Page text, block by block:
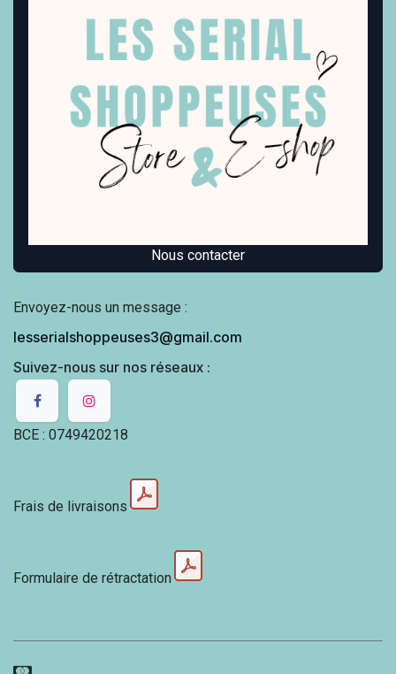
Nous contacter
Envoyez-nous un message :
lesserialshoppeuses3@gmail.com
Suivez-nous sur nos réseaux :
BCE : 0749420218
Frais de livraisons
Formulaire de rétractation